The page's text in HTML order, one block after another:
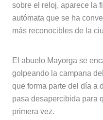
sobre el reloj, aparece la
autómata que se ha
más reconocibles de la
El abuelo Mayorga se
golpeando la campana
que forma parte del día a
pasa desapercibida para
primera vez.